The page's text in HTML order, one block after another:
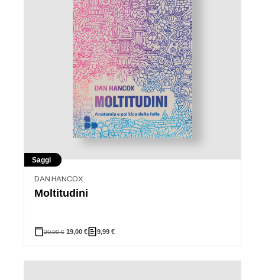
Saggi
DAN HANCOX
Moltitudini
20,00€ 19,00 € 9,99 €